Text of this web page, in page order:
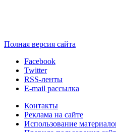
Полная версия сайта
Facebook
Twitter
RSS-ленты
E-mail рассылка
Контакты
Реклама на сайте
Использование